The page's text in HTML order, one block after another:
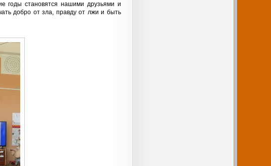
годы становятся нашими друзьями и
добро от зла, правду от лжи и быть